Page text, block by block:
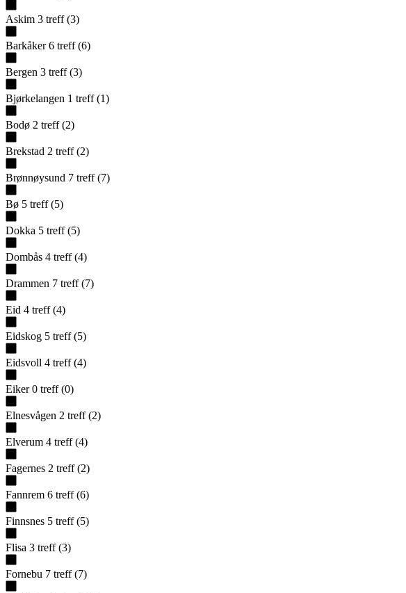
Askim 3 treff (3)
Barkåker 6 treff (6)
Bergen 3 treff (3)
Bjørkelangen 1 treff (1)
Bodø 2 treff (2)
Brekstad 2 treff (2)
Brønnøysund 7 treff (7)
Bø 5 treff (5)
Dokka 5 treff (5)
Dombås 4 treff (4)
Drammen 7 treff (7)
Eid 4 treff (4)
Eidskog 5 treff (5)
Eidsvoll 4 treff (4)
Eiker 0 treff (0)
Elnesvågen 2 treff (2)
Elverum 4 treff (4)
Fagernes 2 treff (2)
Fannrem 6 treff (6)
Finnsnes 5 treff (5)
Flisa 3 treff (3)
Fornebu 7 treff (7)